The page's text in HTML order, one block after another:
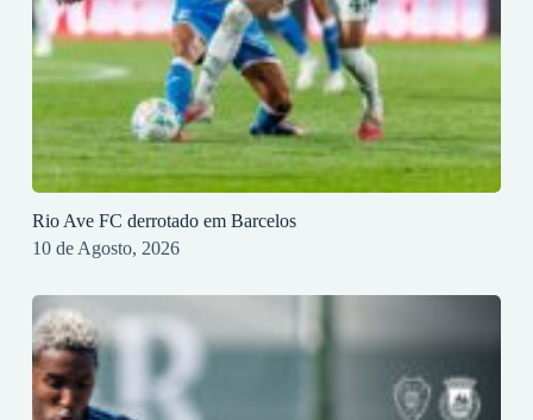
Rio Ave FC derrotado em Barcelos
10 de Agosto, 2026